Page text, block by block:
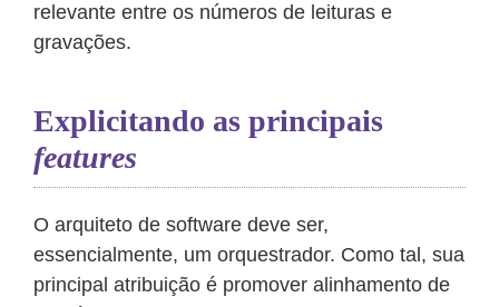
relevante entre os números de leituras e
gravações.
Explicitando as principais
features
O arquiteto de software deve ser,
essencialmente, um orquestrador. Como tal, sua
principal atribuição é promover alinhamento de